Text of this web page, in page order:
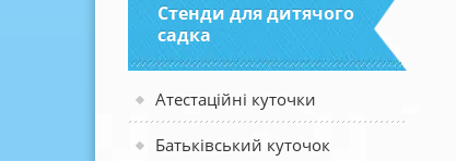
Стенди для дитячого
садка
Атестаційні куточки
Батьківський куточок